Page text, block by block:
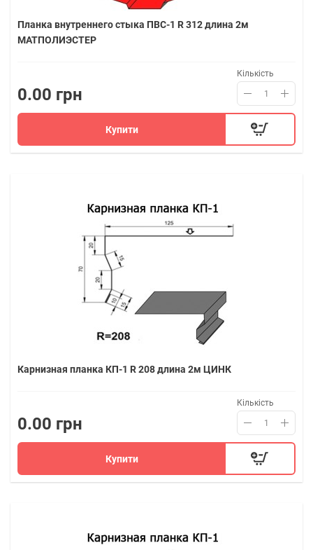
Планка внутреннего стыка ПВС-1 R 312 длина 2м
МАТПОЛИЭСТЕР
0.00 грн
Кількість
Купити
Карнизная планка КП-1 R 208 длина 2м ЦИНК
0.00 грн
Кількість
Купити